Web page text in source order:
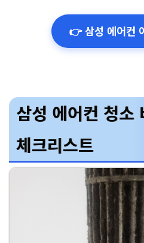
👉 삼성 에어컨
삼성 에어컨 청소
체크리스트